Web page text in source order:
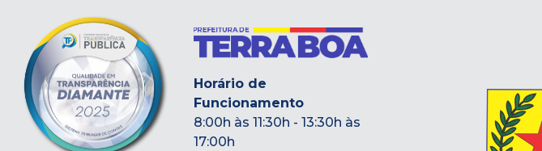
Horário de
Funcionamento
8:00h às 11:30h - 13:30h às
17:00h